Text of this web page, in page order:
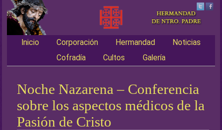
Main menu
Inicio Corporación Hermandad
Noticias
Cofradía
Cultos Galería
Noche Nazarena – Conferencia
sobre los aspectos médicos de la
Pasión de Cristo